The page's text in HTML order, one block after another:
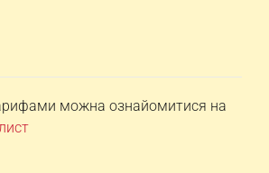
можна ознайомитися на